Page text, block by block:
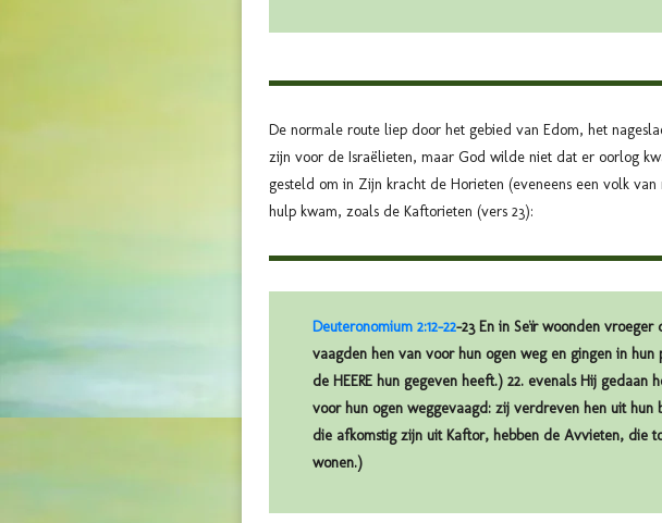
De normale route liep door het gebied van Edom, het
zijn voor de Israëlieten, maar God wilde niet dat er oorlog
gesteld om in Zijn kracht de Horieten (eveneens een volk
hulp kwam, zoals de Kaftorieten (vers 23):
Deuteronomium 2:12-22-23 En in Seïr woonden
vaagden hen van voor hun ogen weg en gingen in
de HEERE hun gegeven heeft.) 22. evenals Hij
voor hun ogen weggevaagd: zij verdreven hen uit
die afkomstig zijn uit Kaftor, hebben de Avvieten, die
wonen.)